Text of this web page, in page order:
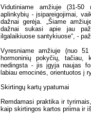
Vidutiniame amžiuje (31-
aplinkybių - įsipareigojimai,
dažnai gerėja. „Šiame
dažnai sukasi apie jau
ilgalaikiuose santykiuose“, -
Vyresniame amžiuje (nuo
hormoninių pokyčių, tačiau,
nedingsta - jis įgyja naujas
labiau emocinės, orientuotos į
Skirtingų kartų ypatumai
Remdamasi praktika ir
kaip skirtingos kartos priima ir